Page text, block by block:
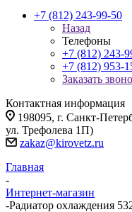
+7 (812) 243-99-50
Назад
Телефоны
+7 (812) 243-
+7 (812) 953-
Заказать
Контактная информация
198095, г. Санкт-
ул. Трефолева 1П)
zakaz@kirovetz.ru
Главная
-
Интернет-магазин
-Радиатор охлаждения